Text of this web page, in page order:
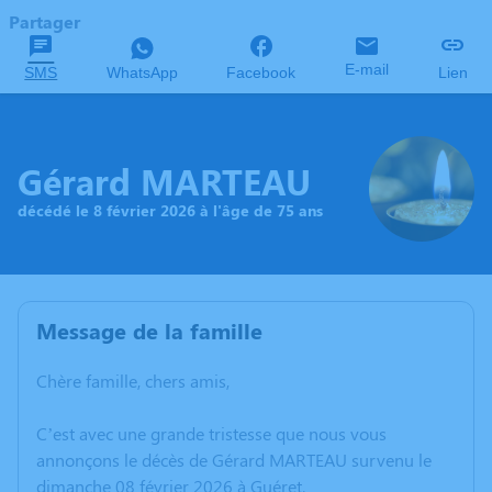
Partager
SMS WhatsApp Facebook E-mail Lien
Gérard MARTEAU
décédé le 8 février 2026 à l'âge de 75 ans
Message de la famille
Chère famille, chers amis,
C’est avec une grande tristesse que nous vous
annonçons le décès de Gérard MARTEAU survenu le
dimanche 08 février 2026 à Guéret.